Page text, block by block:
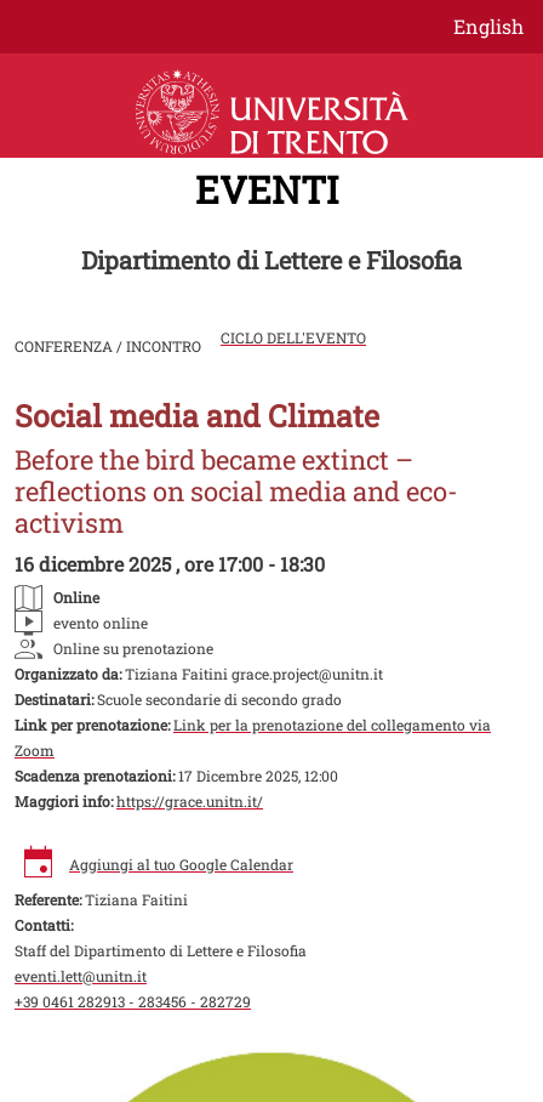
Salta al contenuto principale
English
EVENTI
Dipartimento di Lettere e Filosofia
CONFERENZA / INCONTRO CICLO DELL'EVENTO
Image
Social media and Climate
Before the bird became extinct –
reflections on social media and eco-
activism
16 dicembre 2025 , ore 17:00 - 18:30
Online
evento online
Online su prenotazione
Organizzato da:Tiziana Faitini grace.project@unitn.it
Destinatari:Scuole secondarie di secondo grado
Link per prenotazione:Link per la prenotazione del collegamento via
Zoom
Scadenza prenotazioni:17 Dicembre 2025, 12:00
Maggiori info:https://grace.unitn.it/
Aggiungi al tuo Google Calendar
Referente:Tiziana Faitini
Contatti:
Staff del Dipartimento di Lettere e Filosofia
eventi.lett@unitn.it
+39 0461 282913 - 283456 - 282729